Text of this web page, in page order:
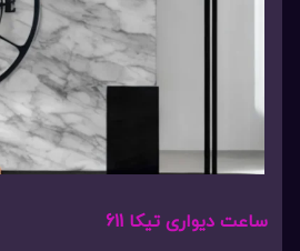
ساعت دیواری تیکا 611